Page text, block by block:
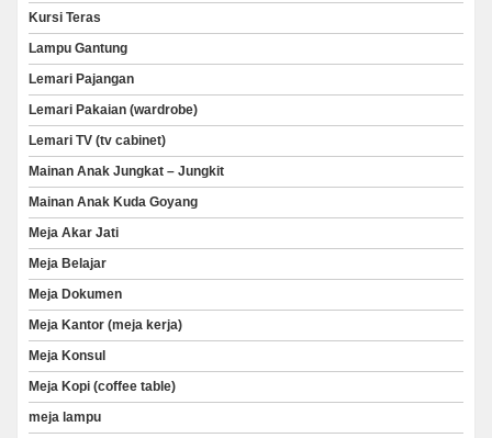
Kursi Teras
Lampu Gantung
Lemari Pajangan
Lemari Pakaian (wardrobe)
Lemari TV (tv cabinet)
Mainan Anak Jungkat – Jungkit
Mainan Anak Kuda Goyang
Meja Akar Jati
Meja Belajar
Meja Dokumen
Meja Kantor (meja kerja)
Meja Konsul
Meja Kopi (coffee table)
meja lampu